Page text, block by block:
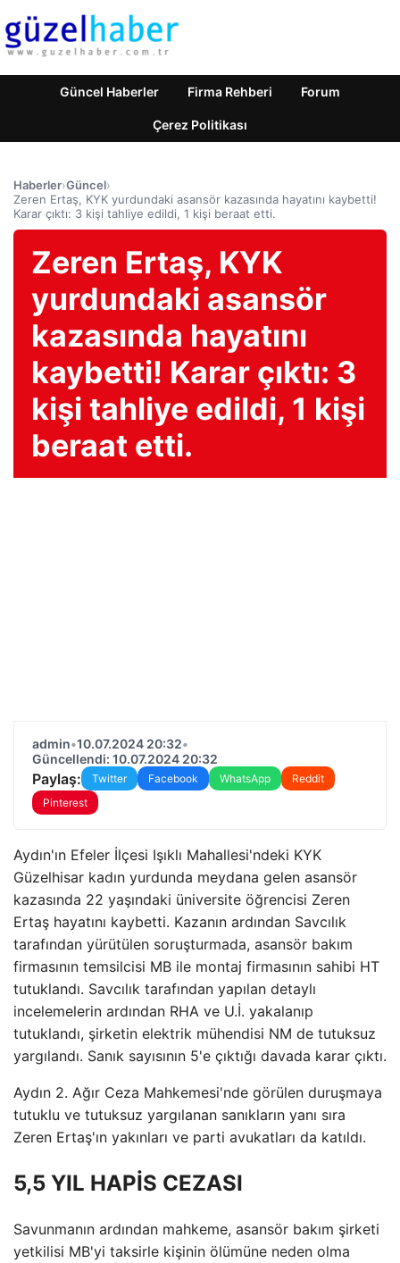
Güncel Haberler Firma Rehberi Forum
Çerez Politikası
Haberler›Güncel›
Zeren Ertaş, KYK yurdundaki asansör kazasında hayatını kaybetti!
Karar çıktı: 3 kişi tahliye edildi, 1 kişi beraat etti.
Zeren Ertaş, KYK
yurdundaki asansör
kazasında hayatını
kaybetti! Karar çıktı: 3
kişi tahliye edildi, 1 kişi
beraat etti.
admin•10.07.2024 20:32•
Güncellendi: 10.07.2024 20:32
Paylaş: Twitter Facebook WhatsApp
Reddit
Pinterest
Aydın'ın Efeler İlçesi Işıklı Mahallesi'ndeki KYK
Güzelhisar kadın yurdunda meydana gelen asansör
kazasında 22 yaşındaki üniversite öğrencisi Zeren
Ertaş hayatını kaybetti. Kazanın ardından Savcılık
tarafından yürütülen soruşturmada, asansör bakım
firmasının temsilcisi MB ile montaj firmasının sahibi HT
tutuklandı. Savcılık tarafından yapılan detaylı
incelemelerin ardından RHA ve U.İ. yakalanıp
tutuklandı, şirketin elektrik mühendisi NM de tutuksuz
yargılandı. Sanık sayısının 5'e çıktığı davada karar çıktı.
Aydın 2. Ağır Ceza Mahkemesi'nde görülen duruşmaya
tutuklu ve tutuksuz yargılanan sanıkların yanı sıra
Zeren Ertaş'ın yakınları ve parti avukatları da katıldı.
5,5 YIL HAPİS CEZASI
Savunmanın ardından mahkeme, asansör bakım şirketi
yetkilisi MB'yi taksirle kişinin ölümüne neden olma